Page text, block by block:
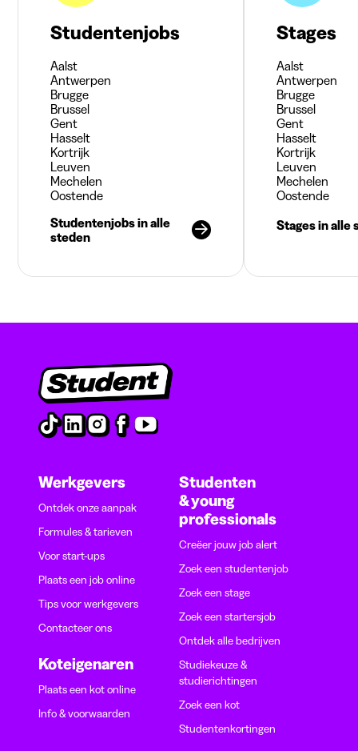
Studentenjobs
Aalst
Antwerpen
Brugge
Brussel
Gent
Hasselt
Kortrijk
Leuven
Mechelen
Oostende
Studentenjobs in alle
steden
Stages
Aalst
Antwerpen
Brugge
Brussel
Gent
Hasselt
Kortrijk
Leuven
Mechelen
Oostende
Stages in alle
Werkgevers
Ontdek onze aanpak
Formules & tarieven
Voor start-ups
Plaats een job online
Tips voor werkgevers
Contacteer ons
Koteigenaren
Plaats een kot online
Info & voorwaarden
Studenten
& young
professionals
Creëer jouw job alert
Zoek een studentenjob
Zoek een stage
Zoek een startersjob
Ontdek alle bedrijven
Studiekeuze &
studierichtingen
Zoek een kot
Studentenkortingen